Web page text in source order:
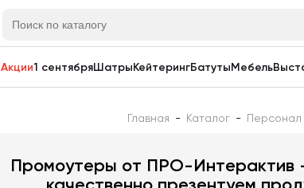
Акции1 сентябряШатры КейтерингБатуты Мебель
Главная - Каталог - Персонал
Промоутеры от ПРО-